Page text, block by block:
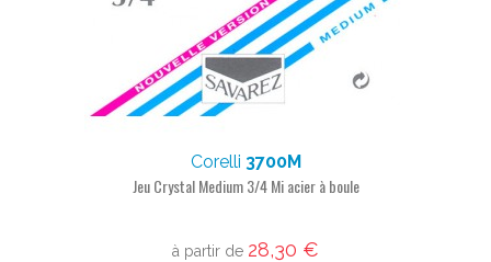
Corelli 3700M
Jeu Crystal Medium 3/4 Mi acier à boule
à partir de 28,30 €